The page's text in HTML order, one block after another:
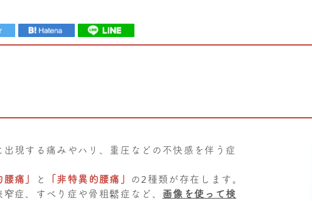
現する痛みやハリ、重圧などの不快感を伴う症
腰痛」 と 「非特異的腰痛」 の2種類が存在します。
症、すべり症や骨粗鬆症など、 画像を使って検